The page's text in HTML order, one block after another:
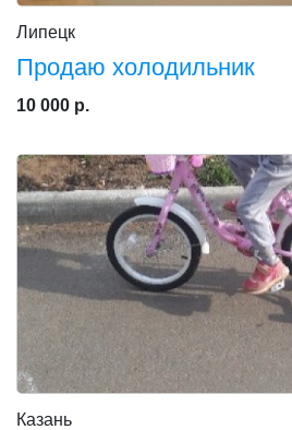
Липецк
Продаю холодильник
10 000 р.
Казань